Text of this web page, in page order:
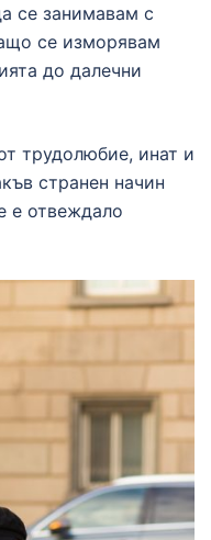
се занимавам с
се изморявам
до далечни
трудолюбие, инат и
странен начин
е отвеждало